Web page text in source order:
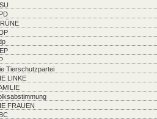
Tierschutzpartei
LINKE
FRAUEN